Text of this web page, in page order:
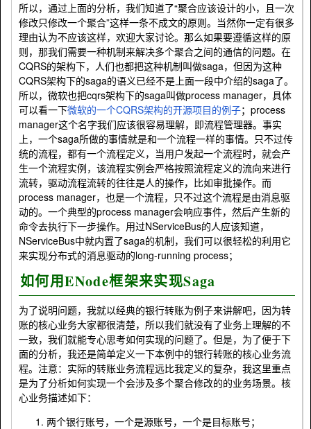
所以，通过上面的分析，我们知道了“聚合应该设计的小，且一次
修改只修改一个聚合”这样一条不成文的原则。当然你一定有很多
理由认为不应该这样，欢迎大家讨论。那么如果要遵循这样的原
则，那我们需要一种机制来解决多个聚合之间的通信的问题。在
CQRS的架构下，人们也都把这种机制叫做saga，但因为这种
CQRS架构下的saga的语义已经不是上面一段中介绍的saga了。
所以，微软也把cqrs架构下的saga叫做process manager，具体
可以看一下微软的一个CQRS架构的开源项目的例子；process
manager这个名字我们应该很容易理解，即流程管理器。事实
上，一个saga所做的事情就是和一个流程一样的事情。只不过传
统的流程，都有一个流程定义，当用户发起一个流程时，就会产
生一个流程实例，该流程实例会严格按照流程定义的流向来进行
流转，驱动流程流转的往往是人的操作，比如审批操作。而
process manager，也是一个流程，只不过这个流程是由消息驱
动的。一个典型的process manager会响应事件，然后产生新的
命令去执行下一步操作。用过NServiceBus的人应该知道，
NServiceBus中就内置了saga的机制，我们可以很轻松的利用它
来实现分布式的消息驱动的long-running process；
如何用ENode框架来实现Saga
为了说明问题，我就以经典的银行转账为例子来讲解吧，因为转
账的核心业务大家都很清楚，所以我们就没有了业务上理解的不
一致，我们就能专心思考如何实现的问题了。但是，为了便于下
面的分析，我还是简单定义一下本例中的银行转账的核心业务流
程。注意：实际的转账业务流程远比我定义的复杂，我这里重点
是为了分析如何实现一个会涉及多个聚合修改的的业务场景。核
心业务描述如下：
两个银行账号，一个是源账号，一个是目标账号；